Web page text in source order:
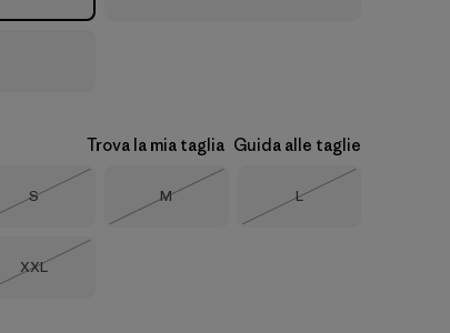
Trova la mia taglia Guida alle taglie
Taglia
S
Taglia
M
Taglia
L
Taglia
XXL